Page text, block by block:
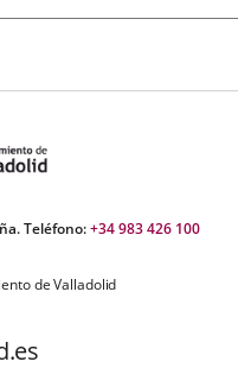
Teléfono:+34 983 426 100
de Valladolid